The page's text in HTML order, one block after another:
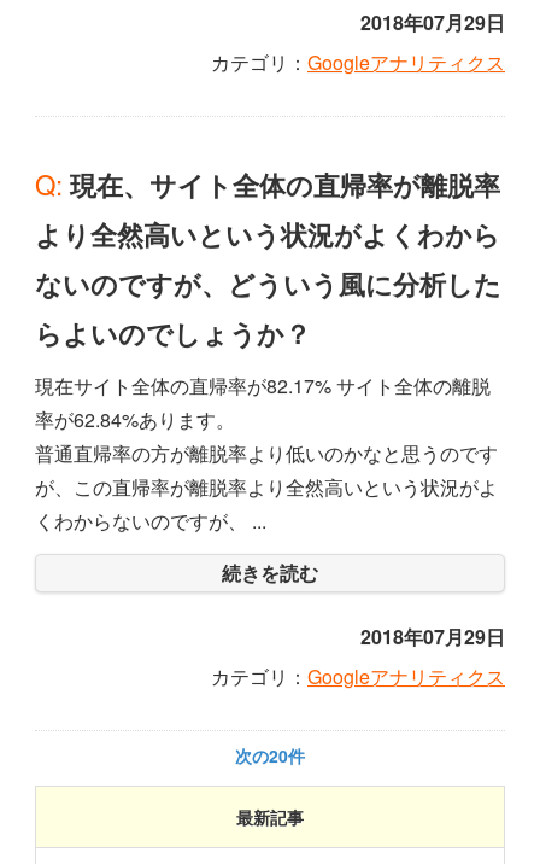
2018年07月29日
カテゴリ： Googleアナリティクス
Q: 現在、サイト全体の直帰率が離脱率
より全然高いという状況がよくわから
ないのですが、どういう風に分析した
らよいのでしょうか？
現在サイト全体の直帰率が82.17% サイト全体の離脱
率が62.84%あります。
普通直帰率の方が離脱率より低いのかなと思うのです
が、この直帰率が離脱率より全然高いという状況がよ
くわからないのですが、 ...
続きを読む
2018年07月29日
カテゴリ： Googleアナリティクス
次の20件
最新記事